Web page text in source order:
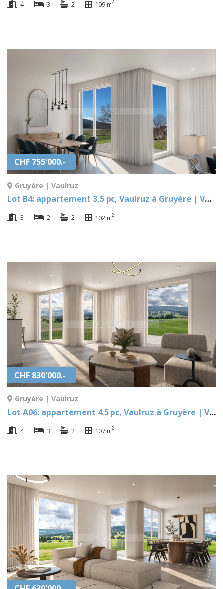
4 3 2 109 m2
CHF 755'000.-
Gruyère | Vaulruz
Lot B4: appartement 3,5 pc, Vaulruz à Gruyère | Vaulruz
3 2 2 102 m2
CHF 830'000.-
Gruyère | Vaulruz
Lot A06: appartement 4.5 pc, Vaulruz à Gruyère | Vaulruz
4 3 2 107 m2